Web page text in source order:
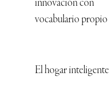
innovación con
vocabulario propio
El hogar inteligente